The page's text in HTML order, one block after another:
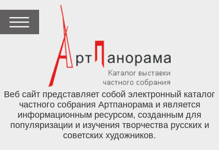
Веб сайт представляет собой электронный каталог
частного собрания Артпанорама и является
информационным ресурсом, созданным для
популяризации и изучения творчества русских и
советских художников.